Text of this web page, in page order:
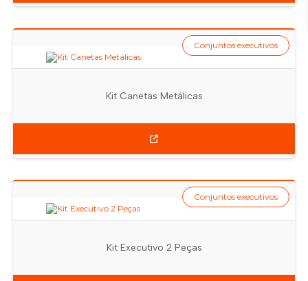
Kit Canetas Metálicas
Conjuntos executivos
Kit Executivo 2 Peças
Conjuntos executivos